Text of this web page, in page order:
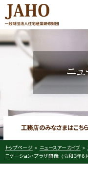
HOME
JAHOについて
優良
大工志塾
コミュニケーション・
工務店のみなさまはこちら
トップページ> ニュースアーカイブ >
ニケーション・プラザ開催（令和3年6